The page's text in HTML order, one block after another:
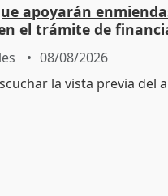
apoyarán
el trámite de
08/08/2026